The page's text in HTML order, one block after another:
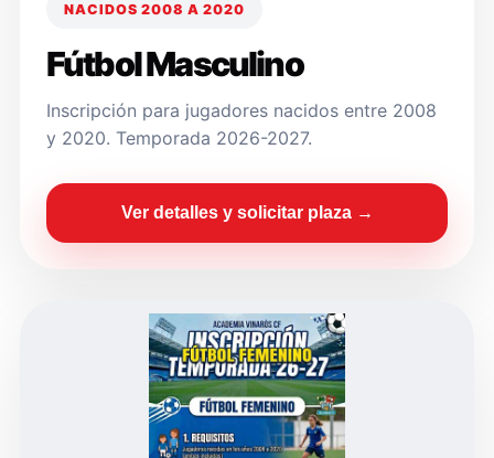
NACIDOS 2008 A 2020
Fútbol Masculino
Inscripción para jugadores nacidos entre 2008
y 2020. Temporada 2026-2027.
Ver detalles y solicitar plaza →